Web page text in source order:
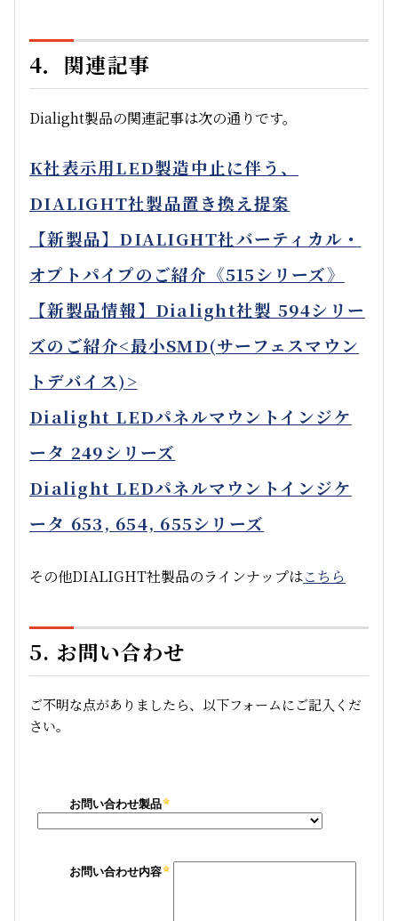
4．関連記事
Dialight製品の関連記事は次の通りです。
K社表示用LED製造中止に伴う、
DIALIGHT社製品置き換え提案
【新製品】DIALIGHT社バーティカル・
オプトパイプのご紹介《515シリーズ》
【新製品情報】Dialight社製 594シリー
ズのご紹介<最小SMD(サーフェスマウン
トデバイス)>
Dialight LEDパネルマウントインジケ
ータ 249シリーズ
Dialight LEDパネルマウントインジケ
ータ 653, 654, 655シリーズ
その他DIALIGHT社製品のラインナップはこちら
5. お問い合わせ
ご不明な点がありましたら、以下フォームにご記入くだ
さい。